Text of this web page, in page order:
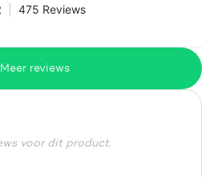
Meer reviews
voor dit product.